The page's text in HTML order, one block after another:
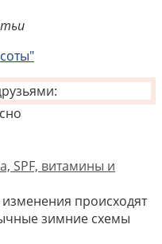
SPF, витамины и
изменения происходят
зимние схемы